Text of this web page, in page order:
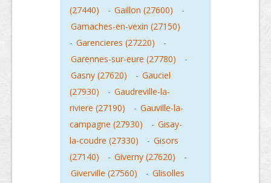
(27440)
- Gaillon (27600)
-
Gamaches-en-vexin (27150)
- Garencieres (27220)
-
Garennes-sur-eure (27780)
-
Gasny (27620)
- Gauciel
(27930)
- Gaudreville-la-
riviere (27190)
- Gauville-la-
campagne (27930)
- Gisay-
la-coudre (27330)
- Gisors
(27140)
- Giverny (27620)
-
Giverville (27560)
- Glisolles